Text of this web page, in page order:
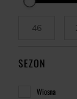
SEZON
Wiosna